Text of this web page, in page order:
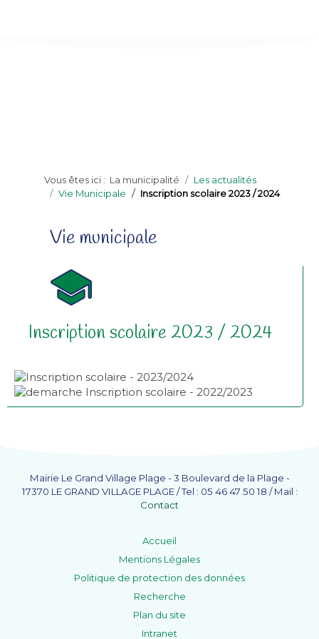
Vous êtes ici : La municipalité
Les actualités
Vie Municipale
Inscription scolaire 2023 / 2024
Vie municipale
Inscription scolaire 2023 / 2024
Mairie Le Grand Village Plage - 3 Boulevard de la Plage -
17370 LE GRAND VILLAGE PLAGE / Tel : 05 46 47 50 18 / Mail :
Contact
Accueil
Mentions Légales
Politique de protection des données
Recherche
Plan du site
Intranet